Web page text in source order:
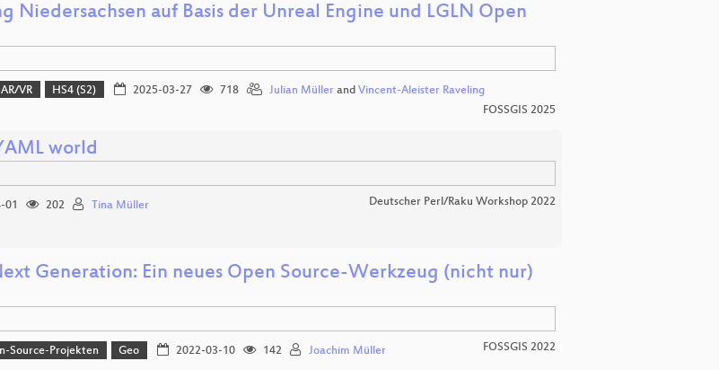
Niedersachsen auf Basis der Unreal Engine und LGLN Open
VR HS4 (S2) 2025-03-27 718 Julian Müllerand Vincent-Aleister Raveling
FOSSGIS 2025
world
01 202 Tina Müller Deutscher Perl/Raku Workshop 2022
Generation: Ein neues Open Source-Werkzeug (nicht nur)
Source-Projekten Geo 2022-03-10 142 Joachim Müller FOSSGIS 2022